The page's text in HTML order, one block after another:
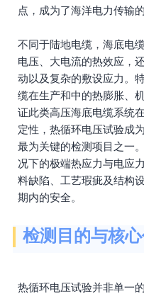
点，成为了海洋电力传输
不同于陆地电缆，海底电
电压、大电流的热效应，
动以及复杂的敷设应力。
缆在生产和中的热膨胀、
证此类高压海底电缆系统
定性，热循环电压试验成
最为关键的检测项目之一
况下的极端热应力与电应
料缺陷、工艺瑕疵及结构
期内的安全。
检测目的与核
热循环电压试验并非单一